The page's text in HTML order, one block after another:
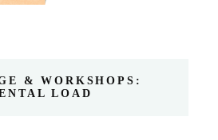
& WORKSHOPS:
LOAD